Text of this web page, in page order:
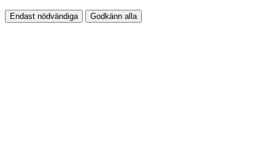
Endast nödvändiga Godkänn alla